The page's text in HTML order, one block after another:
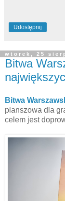
Udostępnij
wtorek, 25
Bitwa
Bitwa
planszowa dla
celem jest